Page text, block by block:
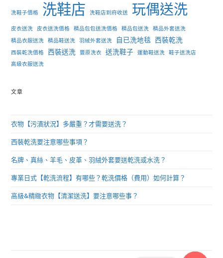
洗鞋子價格 洗鞋店 洗鞋店到府收送 玩偶送洗
皮衣送洗 皮衣送洗價格 精品包包送洗價格 精品包送洗
精品外套送洗
精品衣服送洗
精品鞋送洗 羽絨外套送洗 自已洗地毯 西裝乾洗
西裝乾洗價格 西裝送洗 豐原洗衣 送洗鞋子 運動鞋送洗
鞋子送洗店
高級衣服送洗
文章
衣物【污漬狀況】多嚴重？才需要送洗？
西裝乾洗要注意哪些事項？
名牌、真絲、羊毛、皮革、羽絨外套要送乾洗或水洗？
專業日式【乾洗流程】有哪些？乾洗價格（費用）如何計算？
高級&精緻衣物【清潔送洗】要注意哪些事？